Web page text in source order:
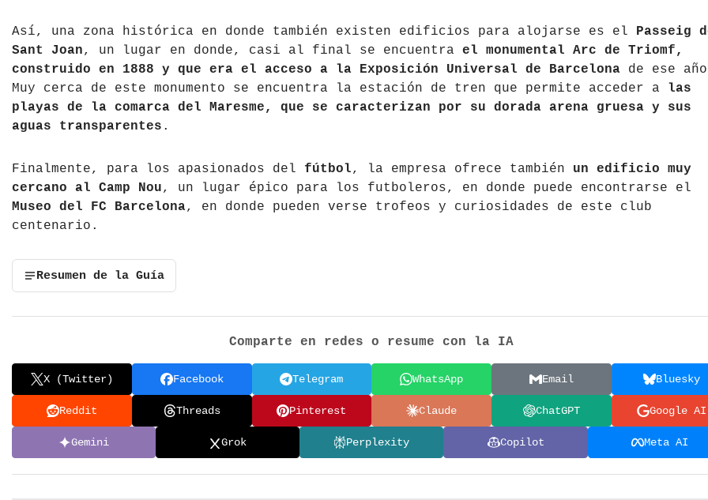
Así, una zona histórica en donde también existen edificios para alojarse es el Passeig
Sant Joan, un lugar en donde, casi al final se encuentra el monumental Arc de Triomf,
construido en 1888 y que era el acceso a la Exposición Universal de Barcelona de ese
Muy cerca de este monumento se encuentra la estación de tren que permite acceder a
las
playas de la comarca del Maresme, que se caracterizan por su dorada arena gruesa y sus
aguas transparentes .
Finalmente, para los apasionados del fútbol, la empresa ofrece también un edificio muy
cercano al Camp Nou, un lugar épico para los futboleros, en donde puede encontrarse el
Museo del FC Barcelona, en donde pueden verse trofeos y curiosidades de este club
centenario.
Resumen de la Guía
Comparte en redes o resume con la IA
X (Twitter) Facebook Telegram WhatsApp Email Bluesky
Reddit Threads Pinterest Claude ChatGPT Google AI
Gemini Grok Perplexity Copilot Meta AI